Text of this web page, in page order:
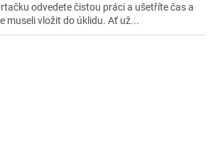
odvedete čistou práci a ušetříte čas a
museli vložit do úklidu. Ať už...